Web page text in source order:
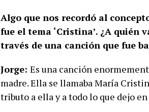
Algo que nos recordó al
fue el tema ‘Cristina’. ¿A quién
través de una canción que fue
Jorge: Es una canción
madre. Ella se llamaba María
tributo a ella y a todo lo que dejo